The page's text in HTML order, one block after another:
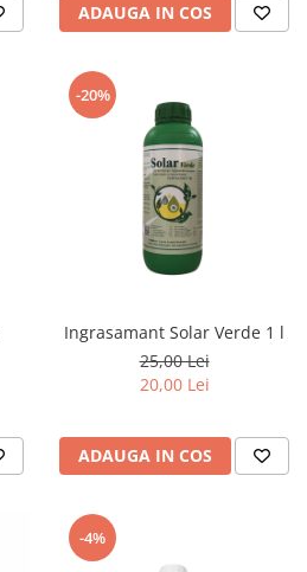
ADAUGA IN COS
-20%
Ingrasamant Solar Verde 1 l
25,00 Lei
20,00 Lei
ADAUGA IN COS
-4%